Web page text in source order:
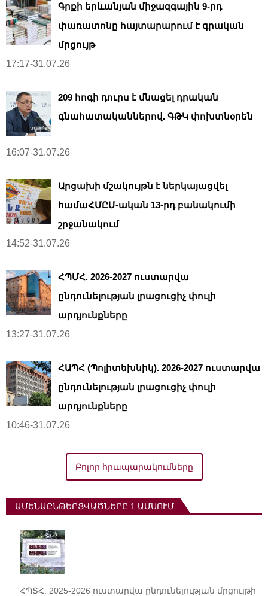
Գրքի երևանյան միջազգային 9-րդ
փառատոնը հայտարարում է գրական
մրցույթ
17:17-31.07.26
209 հոգի դուրս է մնացել դրական
գնահատականներով. ԳԹԿ փոխտնօրեն
16:07-31.07.26
Արցախի մշակույթն է ներկայացվել
համաՀՄԸՄ-ական 13-րդ բանակումի
շրջանակում
14:52-31.07.26
ՀՊՄՀ. 2026-2027 ուստարվա
ընդունելության լրացուցիչ փուլի
արդյունքները
13:27-31.07.26
ՀԱՊՀ (Պոլիտեխնիկ). 2026-2027 ուստարվա
ընդունելության լրացուցիչ փուլի
արդյունքները
10:46-31.07.26
Բոլոր հրապարակումները
ԱՄԵՆԱԸՆԹԵՐՑՎԱԾՆԵՐԸ 1 ԱՄՍՈՒՄ
ՀՊՏՀ. 2025-2026 ուստարվա ընդունելության մրցույթի